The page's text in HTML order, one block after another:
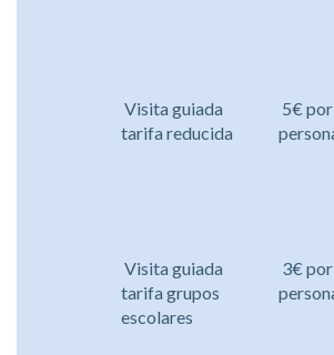
Visita guiada
tarifa reducida
5€ por
Visita guiada
tarifa grupos
escolares
3€ por